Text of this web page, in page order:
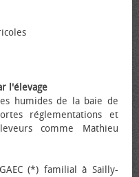
l'élevage
humides de la baie de
réglementations et
comme Mathieu
(*) familial à Sailly-